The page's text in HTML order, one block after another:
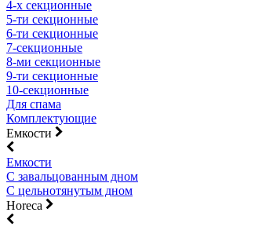
4-х секционные
5-ти секционные
6-ти секционные
7-секционные
8-ми секционные
9-ти секционные
10-секционные
Для спама
Комплектующие
Емкости
Емкости
С завальцованным дном
С цельнотянутым дном
Horeca